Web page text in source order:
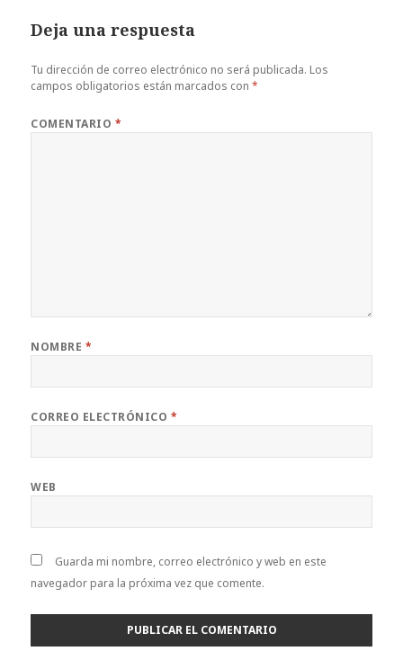
b
o
r es
t
A
p ir
Deja una respuesta
Tu dirección de correo electrónico no será publicada. Los
campos obligatorios están marcados con*
COMENTARIO *
NOMBRE *
CORREO ELECTRÓNICO *
WEB
Guarda mi nombre, correo electrónico y web en este
navegador para la próxima vez que comente.